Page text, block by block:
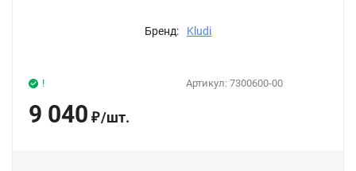
Бренд: Kludi
Артикул: 7300600-00
!
9 040 ₽/шт.